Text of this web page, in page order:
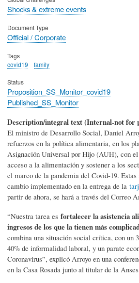
Shocks & extreme events
Document Type
Official / Corporate
Tags
covid19
family
Status
Proposition_SS_Monitor_covid19
Published_SS_Monitor
Description/integral text (Internal-not for
El ministro de Desarrollo Social, Daniel
refuerzos en la política alimentaria, en los
Asignación Universal por Hijo (AUH), con
acceso a la alimentación y sostener a los
el marco de la pandemia del Covid-19. Estas
cambio implementado en la entrega de la
partir de ahora, se hará a través del Correo
“Nuestra tarea es fortalecer la asistencia
ingresos de los que la tienen más
combina una situación social crítica, con un
40% de informalidad laboral, y un parate
Coronavirus”, explicó Arroyo en una
en la Casa Rosada junto al titular de la